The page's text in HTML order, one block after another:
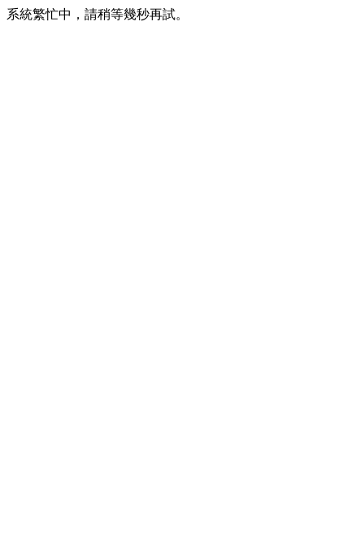
系統繁忙中，請稍等幾秒再試。